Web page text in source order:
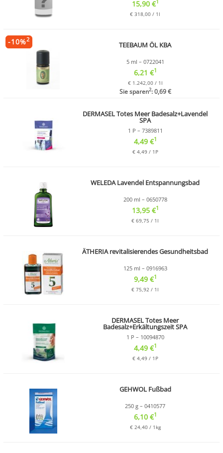
15,90 €1
€ 318,00 / 1l
TEEBAUM ÖL KBA
5 ml – 0722041
6,21 €1
€ 1.242,00 / 1l
Sie sparen2: 0,69 €
-10%2
DERMASEL Totes Meer Badesalz+Lavendel
SPA
1 P – 7389811
4,49 €1
€ 4,49 / 1P
WELEDA Lavendel Entspannungsbad
200 ml – 0650778
13,95 €1
€ 69,75 / 1l
ÄTHERIA revitalisierendes Gesundheitsbad
125 ml – 0916963
9,49 €1
€ 75,92 / 1l
DERMASEL Totes Meer
Badesalz+Erkältungszeit SPA
1 P – 10094870
4,49 €1
€ 4,49 / 1P
GEHWOL Fußbad
250 g – 0410577
6,10 €1
€ 24,40 / 1kg